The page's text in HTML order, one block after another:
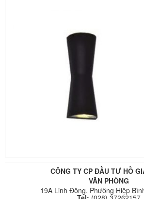
CÔNG TY CP ĐẦU TƯ HỒ
VĂN PHÒNG
19A Linh Đông, Phường Hiệp